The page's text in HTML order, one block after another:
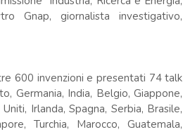
Gnap, giornalista investigativo,
600 invenzioni e presentati 74 talk
Germania, India, Belgio, Giappone,
Irlanda, Spagna, Serbia, Brasile,
Turchia, Marocco, Guatemala,